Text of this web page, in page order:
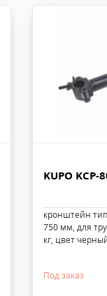
KUPO KCP-
кронштейн тип
750 мм, для
кг, цвет
Под заказ